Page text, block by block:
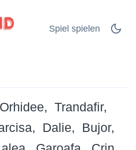
Spiel spielen
Orhidee
Trandafir
Dalie
Bujor